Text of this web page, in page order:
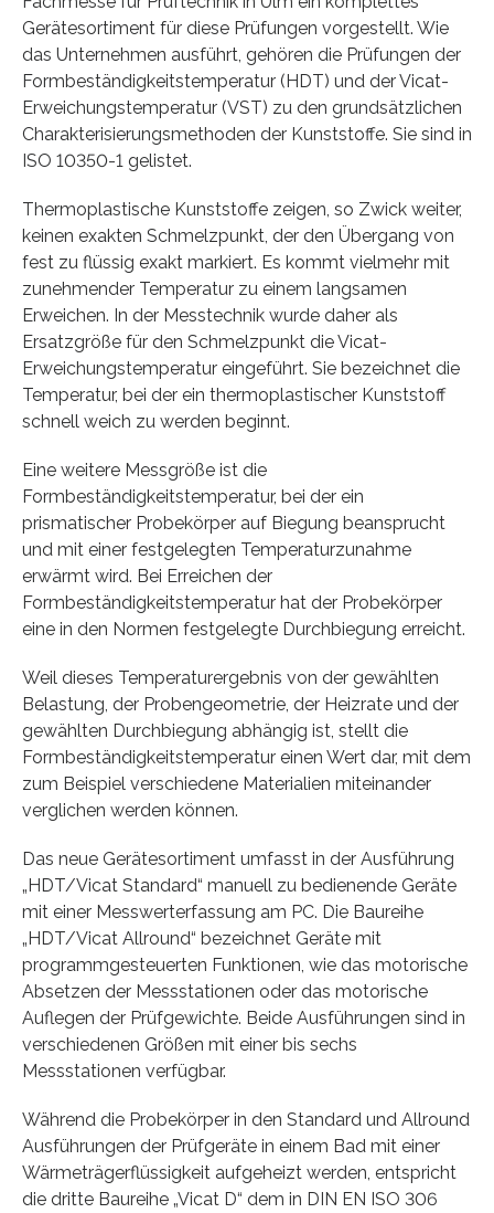
Gerätesortiment für diese Prüfungen vorgestellt. Wie
das Unternehmen ausführt, gehören die Prüfungen der
Formbeständigkeitstemperatur (HDT) und der Vicat-
Erweichungstemperatur (VST) zu den grundsätzlichen
Charakterisierungsmethoden der Kunststoffe. Sie sind in
ISO 10350-1 gelistet.
Thermoplastische Kunststoffe zeigen, so Zwick weiter,
keinen exakten Schmelzpunkt, der den Übergang von
fest zu flüssig exakt markiert. Es kommt vielmehr mit
zunehmender Temperatur zu einem langsamen
Erweichen. In der Messtechnik wurde daher als
Ersatzgröße für den Schmelzpunkt die Vicat-
Erweichungstemperatur eingeführt. Sie bezeichnet die
Temperatur, bei der ein thermoplastischer Kunststoff
schnell weich zu werden beginnt.
Eine weitere Messgröße ist die
Formbeständigkeitstemperatur, bei der ein
prismatischer Probekörper auf Biegung beansprucht
und mit einer festgelegten Temperaturzunahme
erwärmt wird. Bei Erreichen der
Formbeständigkeitstemperatur hat der Probekörper
eine in den Normen festgelegte Durchbiegung erreicht.
Weil dieses Temperaturergebnis von der gewählten
Belastung, der Probengeometrie, der Heizrate und der
gewählten Durchbiegung abhängig ist, stellt die
Formbeständigkeitstemperatur einen Wert dar, mit dem
zum Beispiel verschiedene Materialien miteinander
verglichen werden können.
Das neue Gerätesortiment umfasst in der Ausführung
„HDT/Vicat Standard“ manuell zu bedienende Geräte
mit einer Messwerterfassung am PC. Die Baureihe
„HDT/Vicat Allround“ bezeichnet Geräte mit
programmgesteuerten Funktionen, wie das motorische
Absetzen der Messstationen oder das motorische
Auflegen der Prüfgewichte. Beide Ausführungen sind in
verschiedenen Größen mit einer bis sechs
Messstationen verfügbar.
Während die Probekörper in den Standard und Allround
Ausführungen der Prüfgeräte in einem Bad mit einer
Wärmeträgerflüssigkeit aufgeheizt werden, entspricht
die dritte Baureihe „Vicat D“ dem in DIN EN ISO 306